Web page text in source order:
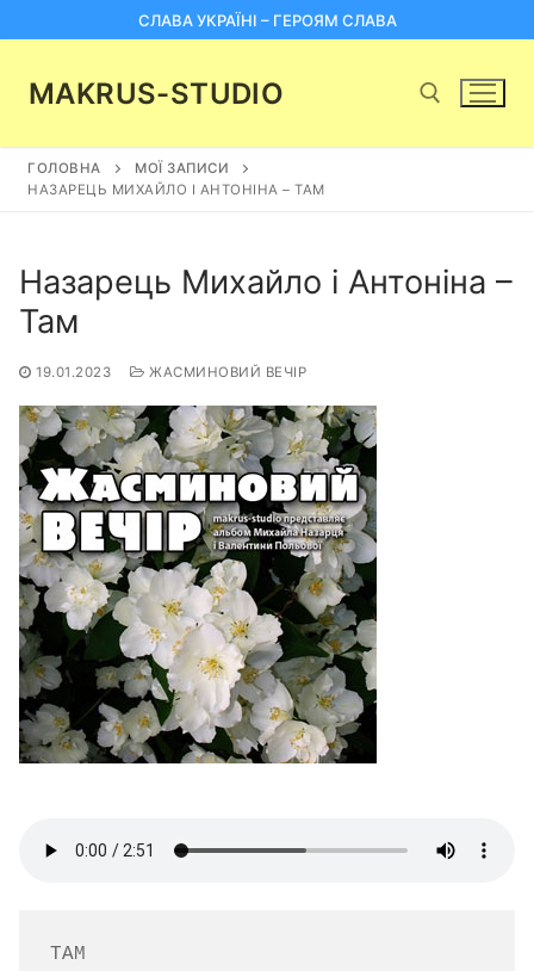
до
СЛАВА УКРАЇНІ – ГЕРОЯМ СЛАВА
MAKRUS-STUDIO
Пошук:
ГОЛОВНА
МОЇ ЗАПИСИ
НАЗАРЕЦЬ МИХАЙЛО І АНТОНІНА – ТАМ
Назарець Михайло і Антоніна –
Там
19.01.2023 ЖАСМИНОВИЙ ВЕЧІР
ТАМ